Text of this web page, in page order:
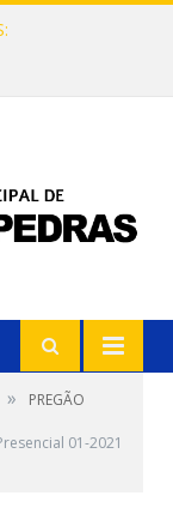
»
PREGÃO
01-2021